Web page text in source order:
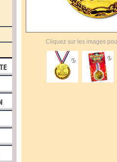
Cliquez sur les images